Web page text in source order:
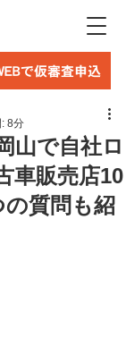
で仮審査申込
山で自社ロ
車販売店10
質問も紹
8分